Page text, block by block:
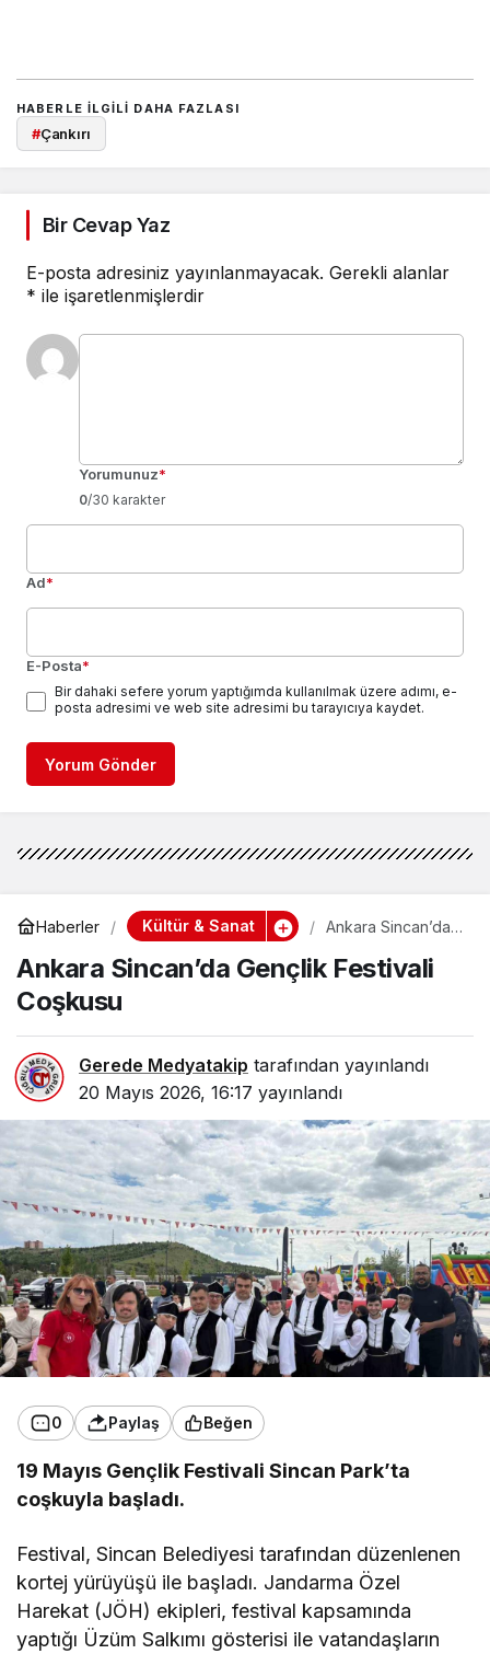
HABERLE ILGILI DAHA FAZLASI
#Çankırı
Bir Cevap Yaz
E-posta adresiniz yayınlanmayacak. Gerekli alanlar
* ile işaretlenmişlerdir
Yorumunuz*
0/30 karakter
Ad*
E-Posta*
Bir dahaki sefere yorum yaptığımda kullanılmak üzere adımı, e-
posta adresimi ve web site adresimi bu tarayıcıya kaydet.
Yorum Gönder
Haberler Kültür & Sanat
Ankara Sincan’da
Coşkusu
Ankara Sincan’da Gençlik Festivali
Coşkusu
Gerede Medyatakip tarafından yayınlandı
20 Mayıs 2026, 16:17 yayınlandı
0 Paylaş Beğen
19 Mayıs Gençlik Festivali Sincan Park’ta
coşkuyla başladı.
Festival, Sincan Belediyesi tarafından düzenlenen
kortej yürüyüşü ile başladı. Jandarma Özel
Harekat (JÖH) ekipleri, festival kapsamında
yaptığı Üzüm Salkımı gösterisi ile vatandaşların